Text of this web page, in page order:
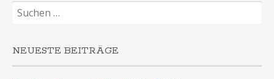
Suchen
nach:
NEUESTE BEITRÄGE